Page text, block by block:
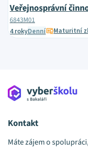
Veřejnosprávní
6843M01
4 rokyDenní Maturitní
Kontakt
Máte zájem o